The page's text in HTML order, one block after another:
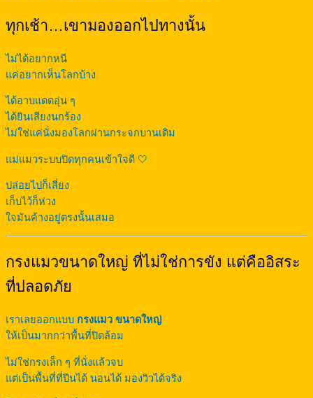
ทุกเช้า…เขามองออกไปทางนั้น
ไม่ได้อยากหนี
แค่อยากเห็นโลกบ้าง
ได้อาบแดดอุ่น ๆ
ได้ยินเสียงนกร้อง
ไม่ใช่แค่นั่งมองโลกผ่านกระจกบานเดิม
แม่แมวระบบปิดทุกคนเข้าใจดี 🤍
ปล่อยไปก็เสี่ยง
เก็บไว้ก็ห่วง
ใจมันค้างอยู่ตรงนั้นเสมอ
กรงแมวขนาดใหญ่ ที่ไม่ใช่การขัง แต่คืออิสระ
ที่ปลอดภัย
เราเลยออกแบบ กรงแมว ขนาดใหญ่
ให้เป็นมากกว่าพื้นที่ปิดล้อม
ไม่ใช่กรงเล็ก ๆ ที่นั่งแล้วจบ
แต่เป็นพื้นที่ที่ปีนได้ นอนได้ มองวิวได้จริง